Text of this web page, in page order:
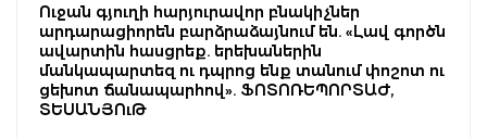
Ուջան գյուղի հարյուրավոր բնակիչներ
արդարացիորեն բարձրաձայնում են. «Լավ գործն
ավարտին հասցրեք. երեխաներին
մանկապարտեզ ու դպրոց ենք տանում փոշոտ ու
ցեխոտ ճանապարհով». ՖՈՏՈՌԵՊՈՐՏԱԺ,
ՏԵՍԱՆՅՈւԹ